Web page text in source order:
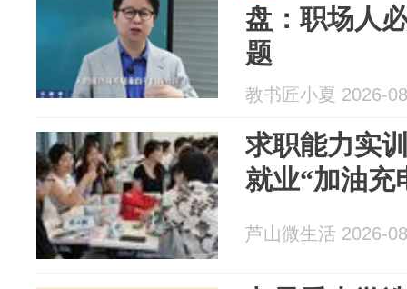
盘：职场人
题
教书匠小夏 2026-
求职能力实
就业“加油充
芦山微生活 2026-